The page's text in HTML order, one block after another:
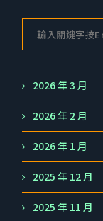
2026 年 3 月
2026 年 2 月
2026 年 1 月
2025 年 12 月
2025 年 11 月